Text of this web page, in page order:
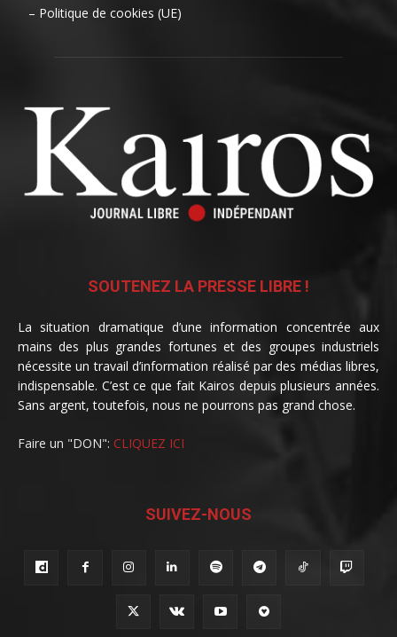
– Politique de cookies (UE)
SOUTENEZ LA PRESSE LIBRE !
La situation dramatique d’une information concentrée aux
mains des plus grandes fortunes et des groupes industriels
nécessite un travail d’information réalisé par des médias libres,
indispensable. C’est ce que fait Kairos depuis plusieurs années.
Sans argent, toutefois, nous ne pourrons pas grand chose.
Faire un "DON": CLIQUEZ ICI
SUIVEZ-NOUS